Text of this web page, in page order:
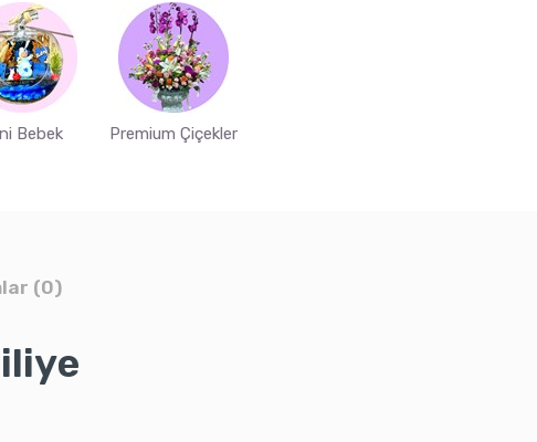
Bebek Premium Çiçekler
(0)